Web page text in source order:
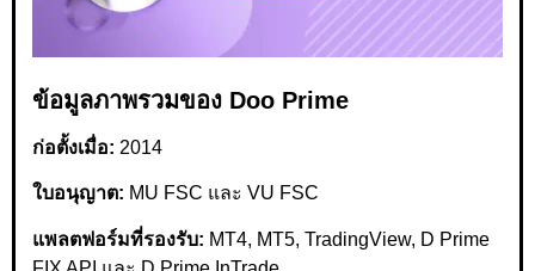
ข้อมูลภาพรวมของ Doo Prime
ก่อตั้งเมื่อ: 2014
ใบอนุญาต: MU FSC และ VU FSC
แพลตฟอร์มที่รองรับ: MT4, MT5, TradingView, D Prime